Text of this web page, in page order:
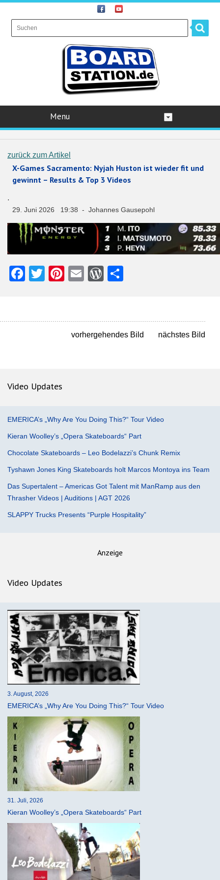
Menu
zurück zum Artikel
X-Games Sacramento: Nyjah Huston ist wieder fit und
gewinnt – Results & Top 3 Videos
.
29. Juni 2026 19:38 - Johannes Gausepohl
Facebook
Twitter
Pinterest
EmailWordPress
vorhergehendes Bild nächstes Bild
Video Updates
EMERICA’s „Why Are You Doing This?“ Tour Video
Kieran Woolley’s „Opera Skateboards“ Part
Chocolate Skateboards – Leo Bodelazzi’s Chunk Remix
Tyshawn Jones King Skateboards holt Marcos Montoya ins Team
Das Supertalent – Americas Got Talent mit ManRamp aus den
Thrasher Videos | Auditions | AGT 2026
SLAPPY Trucks Presents “Purple Hospitality”
Anzeige
Video Updates
3. August, 2026
EMERICA’s „Why Are You Doing This?“ Tour Video
31. Juli, 2026
Kieran Woolley’s „Opera Skateboards“ Part